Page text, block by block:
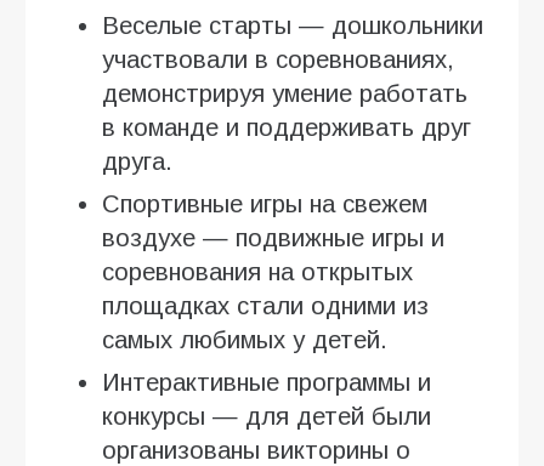
Веселые старты — дошкольники
участвовали в соревнованиях,
демонстрируя умение работать
в команде и поддерживать друг
друга.
Спортивные игры на свежем
воздухе — подвижные игры и
соревнования на открытых
площадках стали одними из
самых любимых у детей.
Интерактивные программы и
конкурсы — для детей были
организованы викторины о